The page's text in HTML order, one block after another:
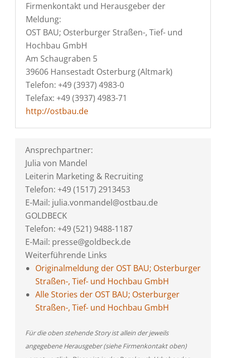
Firmenkontakt und Herausgeber der
Meldung:
OST BAU; Osterburger Straßen-, Tief- und
Hochbau GmbH
Am Schaugraben 5
39606 Hansestadt Osterburg (Altmark)
Telefon: +49 (3937) 4983-0
Telefax: +49 (3937) 4983-71
http://ostbau.de
Ansprechpartner:
Julia von Mandel
Leiterin Marketing & Recruiting
Telefon: +49 (1517) 2913453
E-Mail: julia.vonmandel@ostbau.de
GOLDBECK
Telefon: +49 (521) 9488-1187
E-Mail: presse@goldbeck.de
Weiterführende Links
Originalmeldung der OST BAU; Osterburger
Straßen-, Tief- und Hochbau GmbH
Alle Stories der OST BAU; Osterburger
Straßen-, Tief- und Hochbau GmbH
Für die oben stehende Story ist allein der jeweils
angegebene Herausgeber (siehe Firmenkontakt oben)